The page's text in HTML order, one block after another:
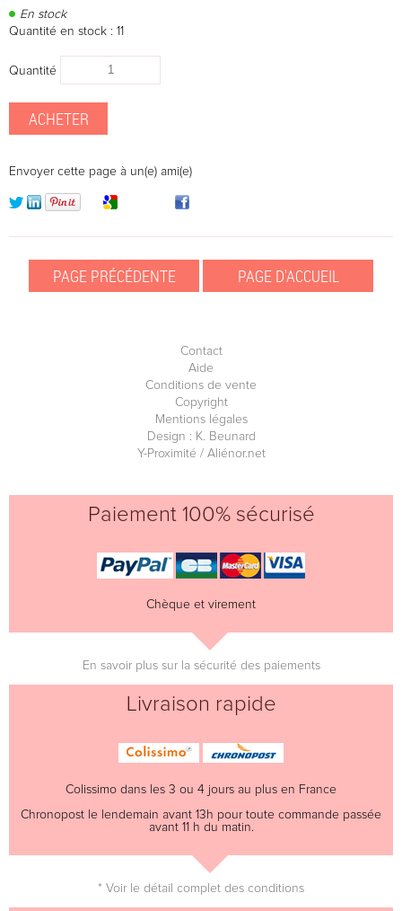
En stock
Quantité en stock : 11
Quantité
Envoyer cette page à un(e) ami(e)
Contact
Aide
Conditions de vente
Copyright
Mentions légales
Design : K. Beunard
Y-Proximité / Aliénor.net
Paiement 100% sécurisé
Chèque et virement
En savoir plus sur la sécurité des paiements
Livraison rapide
Colissimo dans les 3 ou 4 jours au plus en France
Chronopost le lendemain avant 13h pour toute commande passée
avant 11 h du matin.
* Voir le détail complet des conditions